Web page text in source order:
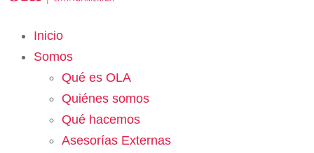
Inicio
Somos
Qué es OLA
Quiénes somos
Qué hacemos
Asesorías Externas